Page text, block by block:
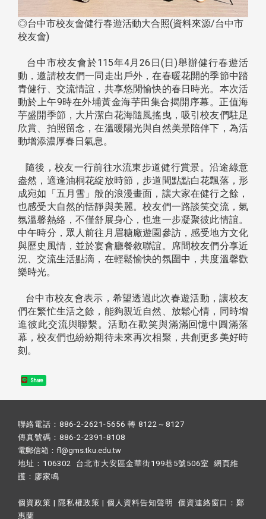
◎台中市校友會健行春遊活動大合照(資料來源/台中市
校友會)
台中市校友會於115年4月26日(日)舉辦健行春遊活
動，邀請校友們一同走出戶外，在春暖花開的季節中踏
青健行、交流情誼，共享悠閒愉快的春日時光。本次活
動於上午9時在外埔黃金海芋田集合揭開序幕。正值海
芋盛開季節，大片潔白花海隨風搖曳，吸引校友們駐足
欣賞、拍照留念，在溫暖陽光與自然美景陪伴下，為活
動增添濃厚春日氣息。
隨後，校友一行前往水流東步道健行賞景。沿途綠意
盎然，適逢油桐花綻放時節，步道間點點白花飄落，形
成宛如「五月雪」般的浪漫畫面，讓大家在健行之餘，
也感受大自然的恬靜與美麗。校友們一路談笑交流，氣
氛溫馨熱絡，不僅舒展身心，也進一步凝聚彼此情誼。
中午時分，眾人前往月眉糖廠遊園參訪，感受地方文化
與歷史風情，並於宴會廳餐敘聯誼。席間校友們分享近
況、交流生活點滴，在輕鬆愉快的氛圍中，共度溫馨歡
樂時光。
台中市校友會表示，希望透過此次春遊活動，讓校友
們在繁忙生活之餘，能夠親近自然、放鬆心情，同時增
進彼此交流與聯繫。活動在歡笑與滿滿回憶中圓滿落
幕，校友們也紛紛期待未來再次相聚，共創更多美好時
刻。
Share
聯絡電話：886-2-2621-5656 轉 8122～8127
傳真號碼：886-2-2391-8108
電郵信箱：fl@gms.tku.edu.tw
地址：106302 台北市大安區金華街199巷5號506室 網頁維
護： 廖家鳴​
個資政策 | 隱私權政策 | 個人資料告知聲明 個資連絡窗口： 鄭
惠蘭